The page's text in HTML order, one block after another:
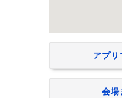
アプリ
会場